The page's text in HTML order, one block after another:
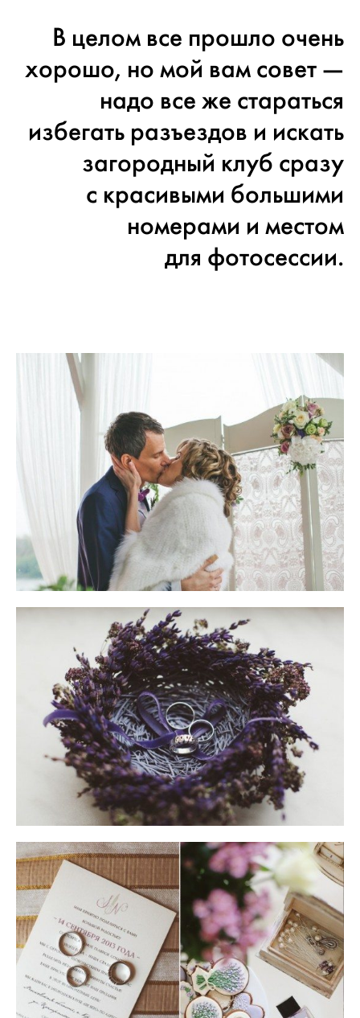
В целом все прошло очень
хорошо, но мой вам совет —
надо все же стараться
избегать разъездов и искать
загородный клуб сразу
с красивыми большими
номерами и местом
для фотосессии.